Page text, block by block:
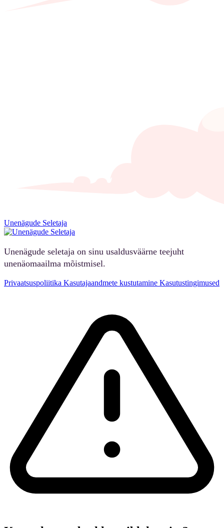
Unenägude Seletaja
Unenägude seletaja on sinu usaldusväärne teejuht
unenäomaailma mõistmisel.
Privaatsuspoliitika Kasutajaandmete kustutamine Kasutustingimused